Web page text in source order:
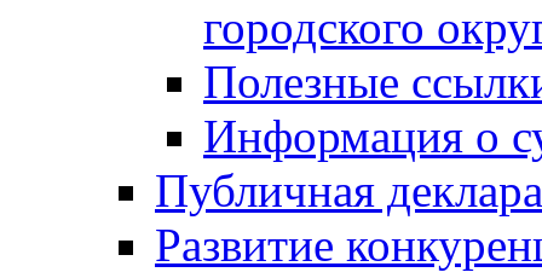
городского
Полезные
Информация о
Публичная
Развитие